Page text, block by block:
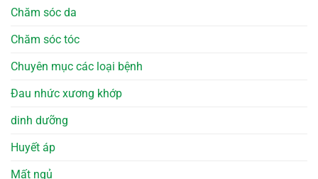
Chăm sóc da
Chăm sóc tóc
Chuyên mục các loại bệnh
Đau nhức xương khớp
dinh dưỡng
Huyết áp
Mất ngủ